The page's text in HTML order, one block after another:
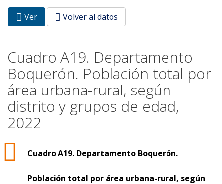
Solapas principales
Ver (pestaña
activa)
Volver al datos
Cuadro A19. Departamento
Boquerón. Población total por
área urbana-rural, según
distrito y grupos de edad,
2022
Cuadro A19. Departamento Boquerón.
Población total por área urbana-rural, según